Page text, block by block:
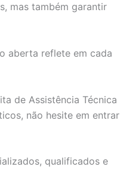
mas também garantir
aberta reflete em cada
de Assistência Técnica
não hesite em entrar
qualificados e